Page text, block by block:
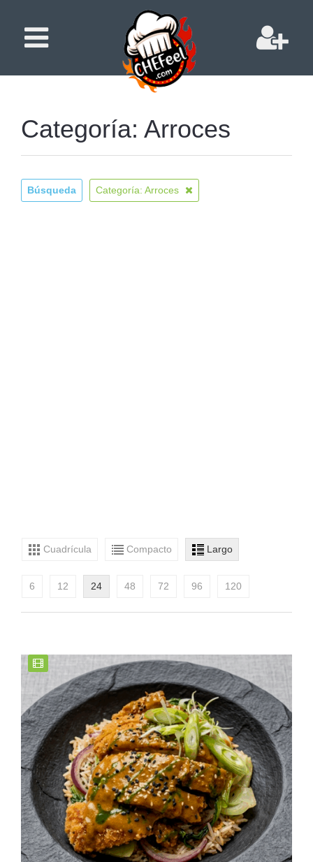
Categoría: Arroces
Búsqueda Categoría: Arroces
Cuadrícula Compacto Largo
6 12 24 48 72 96 120